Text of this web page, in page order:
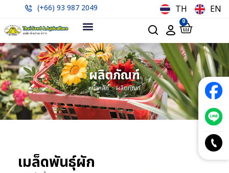
(+66) 93 987 2049 TH EN
0
ผลิตภัณฑ์
หน้าหลัก - ผลิตภัณฑ์
เมล็ดพันธุ์ผัก